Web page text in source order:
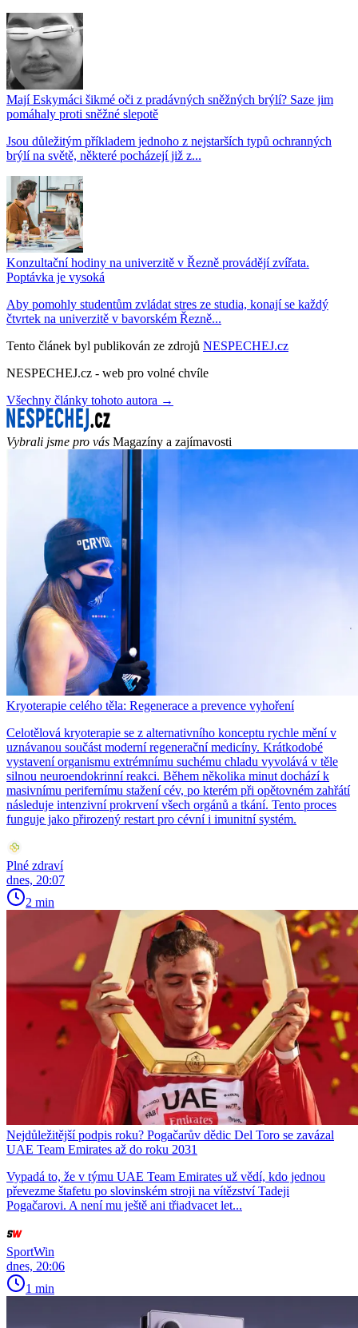
Mají Eskymáci šikmé oči z pradávných sněžných brýlí? Saze jim
pomáhaly proti sněžné slepotě
Jsou důležitým příkladem jednoho z nejstarších typů ochranných
brýlí na světě, některé pocházejí již z...
Konzultační hodiny na univerzitě v Řezně provádějí zvířata.
Poptávka je vysoká
Aby pomohly studentům zvládat stres ze studia, konají se každý
čtvrtek na univerzitě v bavorském Řezně...
Tento článek byl publikován ze zdrojů NESPECHEJ.cz
NESPECHEJ.cz - web pro volné chvíle
Všechny články tohoto autora →
Vybrali jsme pro vás Magazíny a zajímavosti
Kryoterapie celého těla: Regenerace a prevence vyhoření
Celotělová kryoterapie se z alternativního konceptu rychle mění v
uznávanou součást moderní regenerační medicíny. Krátkodobé
vystavení organismu extrémnímu suchému chladu vyvolává v těle
silnou neuroendokrinní reakci. Během několika minut dochází k
masivnímu perifernímu stažení cév, po kterém při opětovném zahřátí
následuje intenzivní prokrvení všech orgánů a tkání. Tento proces
funguje jako přirozený restart pro cévní i imunitní systém.
Plné zdraví
dnes, 20:07
2 min
Nejdůležitější podpis roku? Pogačarův dědic Del Toro se zavázal
UAE Team Emirates až do roku 2031
Vypadá to, že v týmu UAE Team Emirates už vědí, kdo jednou
převezme štafetu po slovinském stroji na vítězství Tadeji
Pogačarovi. A není mu ještě ani třiadvacet let...
SportWin
dnes, 20:06
1 min